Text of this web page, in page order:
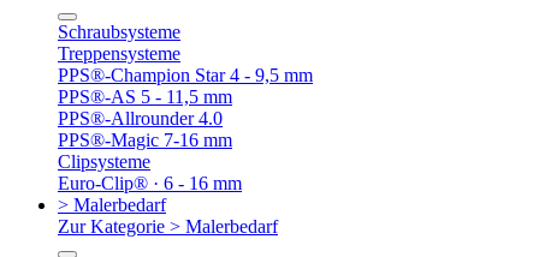
Schraubsysteme
Treppensysteme
PPS®-Champion Star 4 - 9,5 mm
PPS®-AS 5 - 11,5 mm
PPS®-Allrounder 4.0
PPS®-Magic 7-16 mm
Clipsysteme
Euro-Clip® · 6 - 16 mm
> Malerbedarf
Zur Kategorie > Malerbedarf